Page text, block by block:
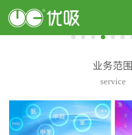
业务范围
service